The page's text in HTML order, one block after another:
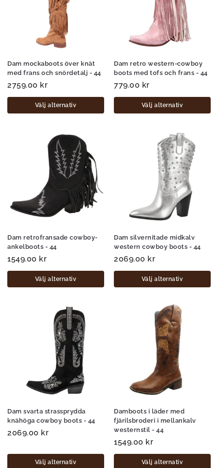
Dam mockaboots över knät
med frans och snördetalj - 44
2759.00 kr
Välj alternativ
Dam retro western-cowboy
boots med tofs och frans - 44
779.00 kr
Välj alternativ
Dam retrofransade cowboy-
ankelboots - 44
1549.00 kr
Välj alternativ
Dam silvernitade midkalv
western cowboy boots - 44
2069.00 kr
Välj alternativ
Dam svarta strassprydda
knähöga cowboy boots - 44
2069.00 kr
Välj alternativ
Damboots i läder med
fjärilsbroderi i mellankalv
westernstil - 44
1549.00 kr
Välj alternativ